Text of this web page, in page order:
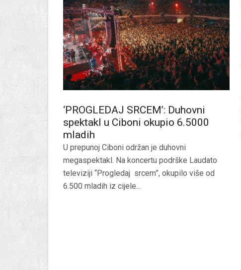
‘PROGLEDAJ SRCEM’: Duhovni
spektakl u Ciboni okupio 6.5000
mladih
U prepunoj Ciboni održan je duhovni
megaspektakl. Na koncertu podrške Laudato
televiziji “Progledaj srcem”, okupilo više od
6.500 mladih iz cijele...